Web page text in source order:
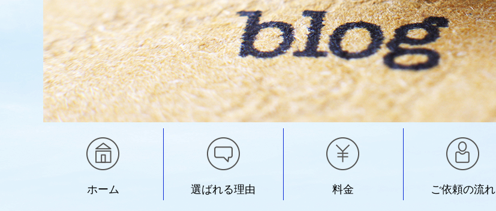
ホーム 選ばれる理由 料金 ご依頼の流れ